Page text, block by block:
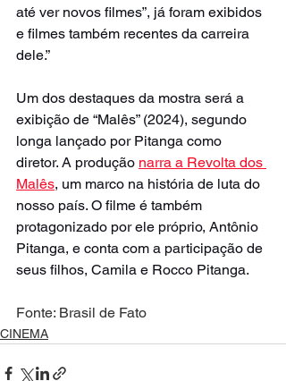
até ver novos filmes”, já foram exibidos
e filmes também recentes da carreira
dele.”
Um dos destaques da mostra será a
exibição de “Malês” (2024), segundo
longa lançado por Pitanga como
diretor. A produção narra a Revolta dos
Malês, um marco na história de luta do
nosso país. O filme é também
protagonizado por ele próprio, Antônio
Pitanga, e conta com a participação de
seus filhos, Camila e Rocco Pitanga.
Fonte: Brasil de Fato
CINEMA